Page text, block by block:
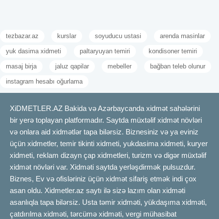
tezbazar.az kurslar soyuducu ustasi arenda masinlar
yuk dasima xidmeti paltaryuyan temiri kondisoner temiri
masaj birja jaluz qapilar mebeller bağban teleb olunur
instagram hesabı oğurlama
XiDMETLER.AZ Bakida və Azərbaycanda xidmət sahələrini
bir yerə toplayan platformadır. Saytda müxtəlif xidmət növləri
və onlara aid xidmətlər tapa bilərsiz. Biznesiniz və ya eviniz
üçün xidmetler, temir tikinti xidmeti, yukdasima xidmeti, kuryer
xidmeti, reklam dizayn çap xidmetleri, turizm və digər müxtəlif
xidmət növləri var. Xidməti saytda yerləşdirmək pulsuzdur.
Biznes, Ev və ofisləriniz üçün xidmət sifariş etmək indi çox
asan oldu. Xidmetler.az saytı ilə sizə lazım olan xidməti
asanlıqla tapa bilərsiz. Usta təmir xidməti, yükdaşıma xidməti,
çatdırılma xidməti, tərcümə xidməti, vergi mühasibat